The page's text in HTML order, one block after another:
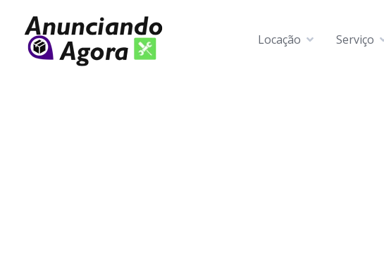
Locação Serviço